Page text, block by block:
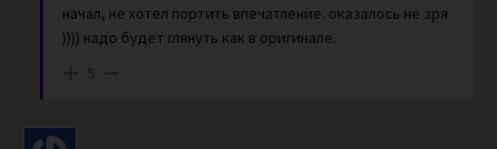
начал, не хотел портить впечатление. оказалось не зря
)))) надо будет глянуть как в оригинале.
5